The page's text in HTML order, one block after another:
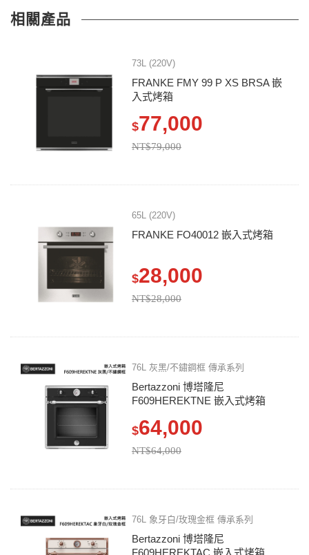
相關產品
73L (220V)
FRANKE FMY 99 P XS BRSA 嵌
入式烤箱
$77,000
NT$79,000
65L (220V)
FRANKE FO40012 嵌入式烤箱
$28,000
NT$28,000
76L 灰黑/不鏽鋼框 傳承系列
Bertazzoni 博塔隆尼
F609HEREKTNE 嵌入式烤箱
$64,000
NT$64,000
76L 象牙白/玫瑰金框 傳承系列
Bertazzoni 博塔隆尼
F609HEREKTAC 嵌入式烤箱